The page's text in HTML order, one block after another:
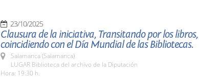
23/10/2025
Clausura de la iniciativa, Transitando por los libros,
coincidiendo con el Día Mundial de las Bibliotecas.
Salamanca (Salamanca)
LUGAR Biblioteca del archivo de la Diputación
Hora: 19:30 h.